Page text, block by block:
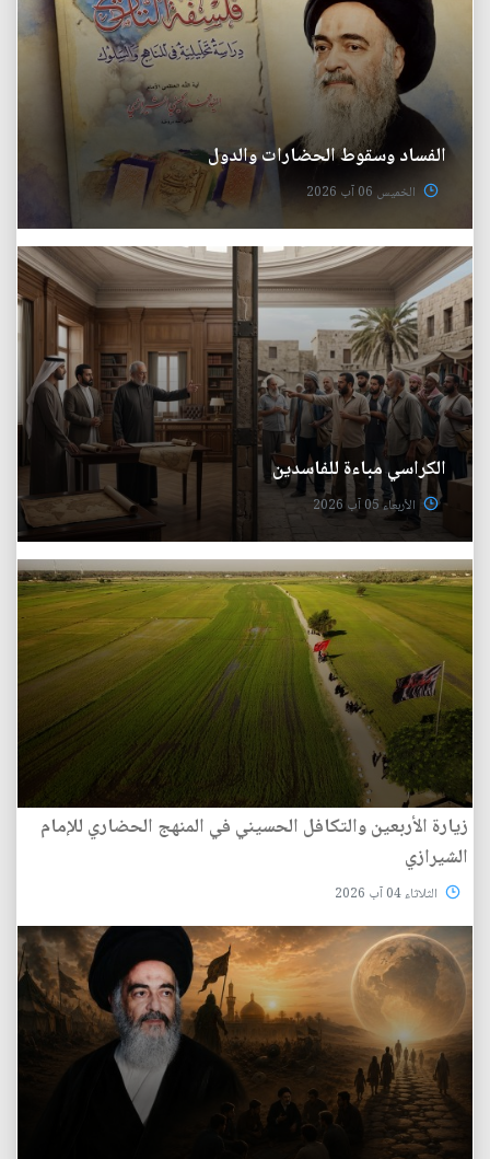
الفساد وسقوط الحضارات والدول
الخميس 06 آب 2026
الكراسي مباءة للفاسدين
الأربعاء 05 آب 2026
زيارة الأربعين والتكافل الحسيني في المنهج الحضاري للإمام
الشيرازي
الثلاثاء 04 آب 2026